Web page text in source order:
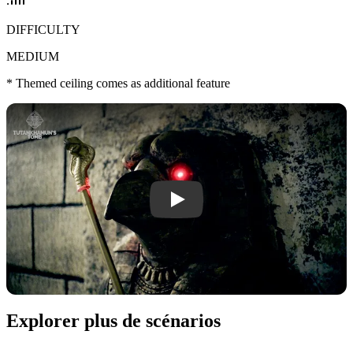
DIFFICULTY
MEDIUM
* Themed ceiling comes as additional feature
Play Tutankhamun’s Tomb video
Explorer plus de scénarios